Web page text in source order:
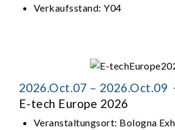
Verkaufsstand:Y04
2026.Oct.07 – 2026.Oct.09
E-tech Europe 2026
Veranstaltungsort: Bologna